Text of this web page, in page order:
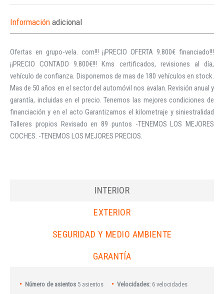
Información adicional
Ofertas en grupo-vela. com!!! ¡¡PRECIO OFERTA 9.800€ financiado!!!
¡¡PRECIO CONTADO 9.800€!!! Kms certificados, revisiones al día,
vehículo de confianza. Disponemos de mas de 180 vehículos en stock.
Mas de 50 años en el sector del automóvil nos avalan. Revisión anual y
garantía, incluidas en el precio. Tenemos las mejores condiciones de
financiación y en el acto Garantizamos el kilometraje y siniestralidad
Talleres propios Revisado en 89 puntos -TENEMOS LOS MEJORES
COCHES. -TENEMOS LOS MEJORES PRECIOS.
INTERIOR
EXTERIOR
SEGURIDAD Y MEDIO AMBIENTE
GARANTÍA
Número de asientos 5 asientos Velocidades: 6 velocidades